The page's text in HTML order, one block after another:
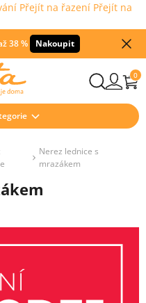
Přejít na řazení Přejít na
38 % Nakoupit
0
Nerez lednice s
mrazákem